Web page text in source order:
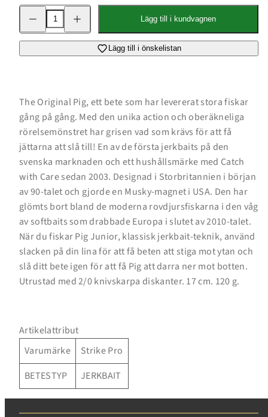
Minska
kvantitet
7&#39;
kvantitet
7&#39;
Lägg till i kundvagnen
Lägg till i önskelistan
The Original Pig, ett bete som har levererat stora fiskar
gång på gång. Med den unika action och oberäkneliga
rörelsemönstret har grisen vad som krävs för att få
jättarna att slå till! En av de första jerkbaits på den
svenska marknaden och ett hushållsmärke med Catch
with Care sedan 2003. Designad i Storbritannien i början
av 90-talet och gjorde en Musky-magnet i USA. Den har
glömts bort bland de moderna rovdjursfiskarna i den våg
av softbaits som drabbade Europa i slutet av 2010-talet.
När du fiskar Pig Junior, klassisk jerkbait-teknik, använd
slacken på din lina för att få beten att stiga mot ytan och
slå ditt bete igen för att få Pig att darra ner mot botten.
Utrustad med 2/0 knivskarpa diskanter. 17 cm. 120 g.
Artikelattribut
Varumärke
Strike Pro
BETESTYP
JERKBAIT
Inloggning krävs
Logga in på ditt konto för att lägga till produkter i
din önskelista och se dina tidigare sparade artiklar.